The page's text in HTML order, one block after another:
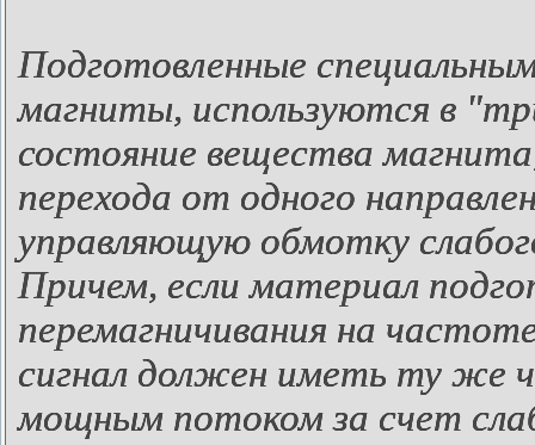
Подготовленные
магниты, используются в
состояние вещества
перехода от одного
управляющую обмотку
Причем, если материал
перемагничивания на
сигнал должен иметь ту же
мощным потоком за счет